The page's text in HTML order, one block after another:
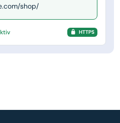
shop/
HTTPS